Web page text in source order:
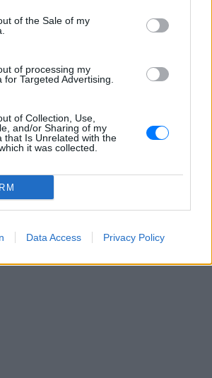
of the Sale of my
of processing my
for Targeted Advertising.
of Collection, Use,
and/or Sharing of my
that Is Unrelated with the
it was collected.
Data Access Privacy Policy
τα πιο hot νέα.
το E-Radio.gr και στο Instagram
ΔΙΑΦΗΜΙΣΗ